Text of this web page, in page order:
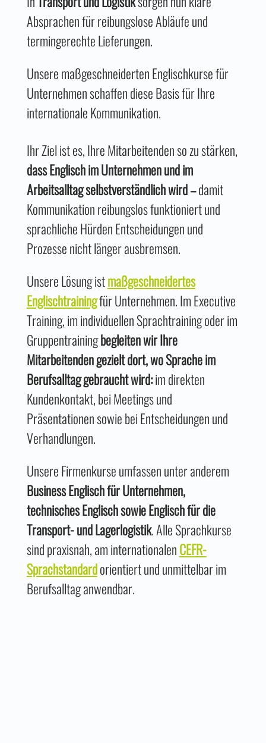
Absprachen für reibungslose Abläufe und
termingerechte Lieferungen.
Unsere maßgeschneiderten Englischkurse für
Unternehmen schaffen diese Basis für Ihre
internationale Kommunikation.
Ihr Ziel ist es, Ihre Mitarbeitenden so zu stärken,
dass Englisch im Unternehmen und im
Arbeitsalltag selbstverständlich wird –damit
Kommunikation reibungslos funktioniert und
sprachliche Hürden Entscheidungen und
Prozesse nicht länger ausbremsen.
Unsere Lösung istmaßgeschneidertes
Englischtrainingfür Unternehmen. Im Executive
Training, im individuellen Sprachtraining oder im
Gruppentrainingbegleiten wir Ihre
Mitarbeitenden gezielt dort, wo Sprache im
Berufsalltag gebraucht wird:im direkten
Kundenkontakt, bei Meetings und
Präsentationen sowie bei Entscheidungen und
Verhandlungen.
Unsere Firmenkurse umfassen unter anderem
Business Englisch für Unternehmen,
technisches Englisch sowie Englisch für die
Transport- und Lagerlogistik. Alle Sprachkurse
sind praxisnah, am internationalenCEFR-
Sprachstandardorientiert und unmittelbar im
Berufsalltag anwendbar.